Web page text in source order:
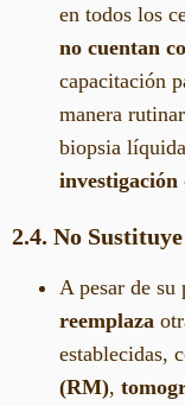
en todos los
no cuentan
capacitación
manera
biopsia
investigación
2.4. No
A pesar de
reemplaza
establecidas,
(RM),